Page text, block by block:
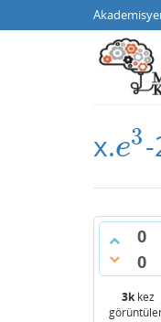
x.e3
e3
0
0
3kkez